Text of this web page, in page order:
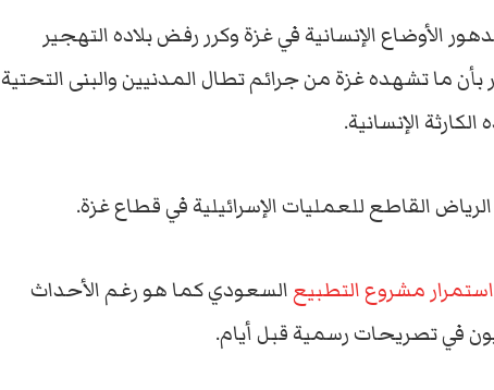
الأوضاع الإنسانية في غزة وكرر رفض بلاده التهجير
ما تشهده غزة من جرائم تطال المدنيين والبنى التحتية
الإنسانية.
القاطع للعمليات الإسرائيلية في قطاع غزة.
استمرار مشروع التطبيع السعودي كما هو رغم الأحداث
في تصريحات رسمية قبل أيام.